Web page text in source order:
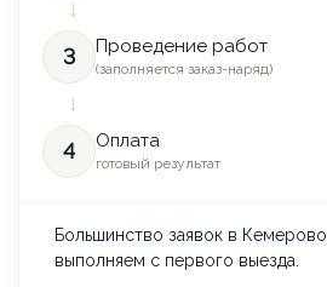
→
3 Проведение работ
(заполняется заказ-наряд)
→
4 Оплата
готовый результат
Большинство заявок в Кемерово
выполняем с первого выезда.